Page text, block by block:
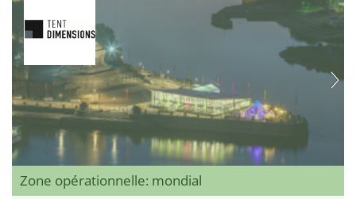
Zone opérationnelle: mondial